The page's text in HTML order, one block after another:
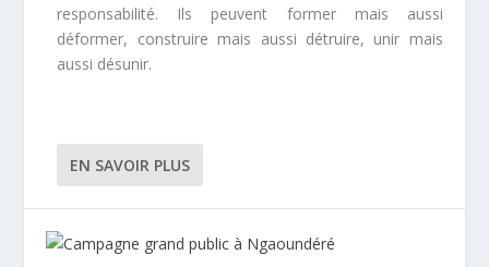
responsabilité. Ils peuvent former mais aussi
déformer, construire mais aussi détruire, unir mais
aussi désunir.
EN SAVOIR PLUS